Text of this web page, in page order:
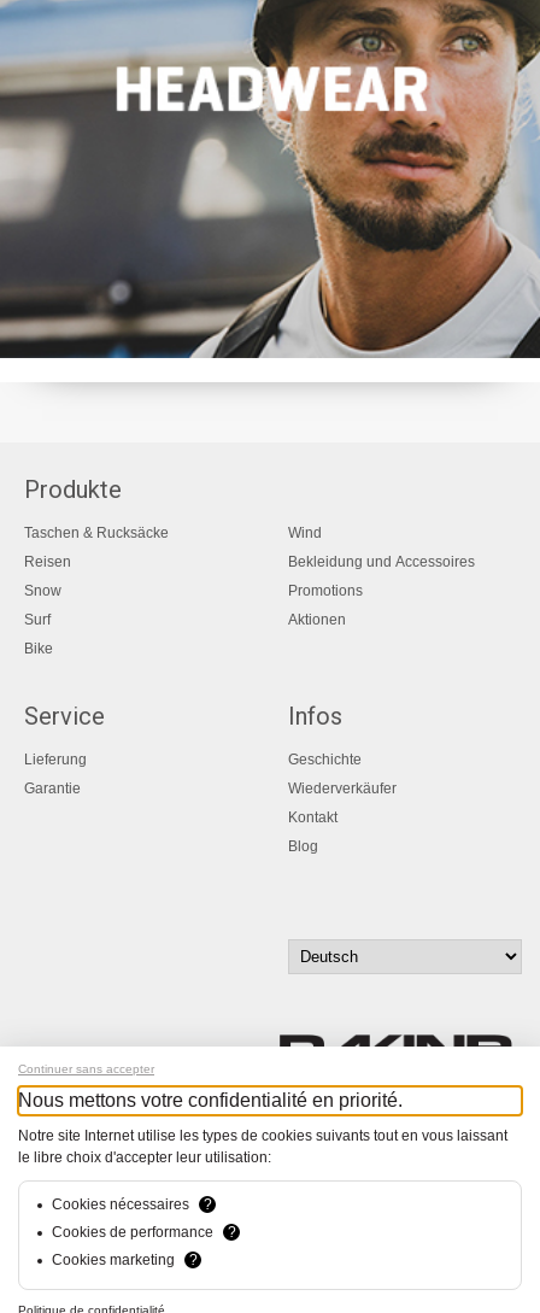
Produkte
Taschen & Rucksäcke
Reisen
Snow
Surf
Bike
Wind
Bekleidung und Accessoires
Promotions
Aktionen
Service
Lieferung
Garantie
Infos
Geschichte
Wiederverkäufer
Kontakt
Blog
© Bucher+Walt 2011-2026
hsolutions.ch
Continuer sans accepter
Nous mettons votre confidentialité en priorité.
Notre site Internet utilise les types de cookies suivants tout en vous laissant
le libre choix d'accepter leur utilisation:
Cookies nécessaires
?
Cookies de performance
?
Cookies marketing
?
Politique de confidentialité